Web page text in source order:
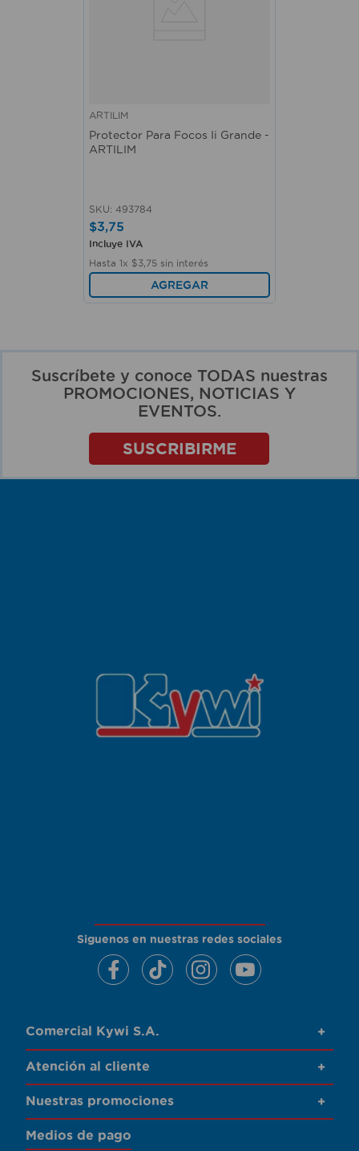
ARTILIM
Protector Para Focos Ii Grande -
ARTILIM
SKU: 493784
$3,75
Incluye IVA
Hasta 1x $3 75 sin interés
AGREGAR
Suscríbete y conoce TODAS nuestras
PROMOCIONES, NOTICIAS Y
EVENTOS.
SUSCRIBIRME
Siguenos en nuestras redes sociales
Comercial Kywi S.A. +
Atención al cliente +
Nuestras promociones +
Medios de pago